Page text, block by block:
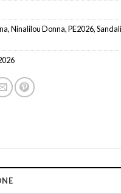
,Ninalilou Donna,PE2026,